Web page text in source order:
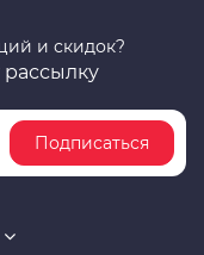
и скидок?
Подписаться